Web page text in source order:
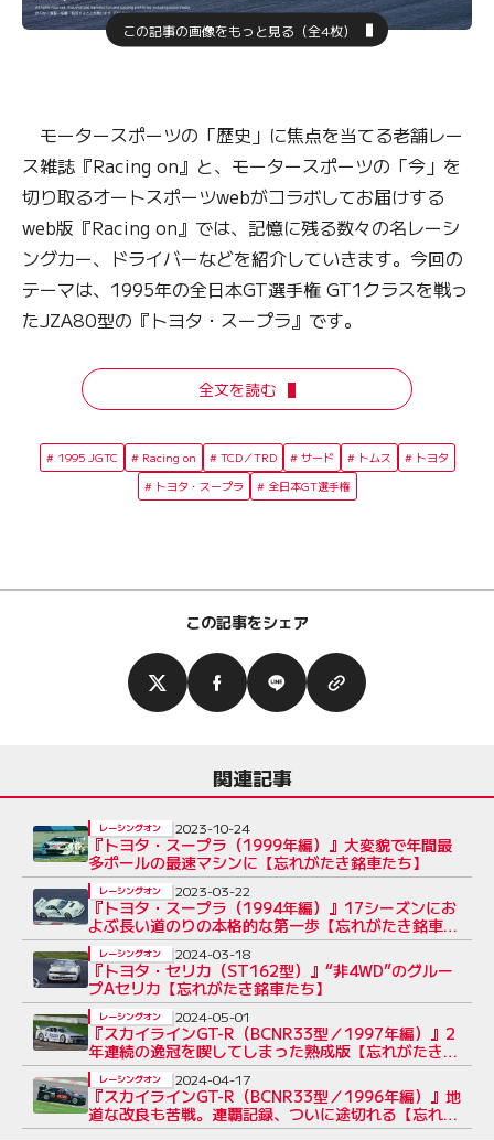
この記事の画像をもっと見る（全4枚）
モータースポーツの「歴史」に焦点を当てる老舗レー
ス雑誌『Racing on』と、モータースポーツの「今」を
切り取るオートスポーツwebがコラボしてお届けする
web版『Racing on』では、記憶に残る数々の名レーシ
ングカー、ドライバーなどを紹介していきます。今回の
テーマは、1995年の全日本GT選手権 GT1クラスを戦っ
たJZA80型の『トヨタ・スープラ』です。
全文を読む
1995 JGTC Racing on TCD／TRD サード トムス
トヨタ
トヨタ・スープラ
全日本GT選手権
この記事をシェア
関連記事
『トヨタ・スープラ（1999年編）』大変貌で年間最
多ポールの最速マシンに【忘れがたき銘車たち】
レーシングオン 2023-10-24
『トヨタ・スープラ（1994年編）』17シーズンにお
よぶ長い道のりの本格的な第一歩【忘れがたき銘車た
ち】
レーシングオン 2023-03-22
『トヨタ・セリカ（ST162型）』“非4WD”のグルー
プAセリカ【忘れがたき銘車たち】
レーシングオン 2024-03-18
『スカイラインGT-R（BCNR33型／1997年編）』2
年連続の逸冠を喫してしまった熟成版【忘れがたき銘
車たち】
レーシングオン 2024-05-01
『スカイラインGT-R（BCNR33型／1996年編）』地
道な改良も苦戦。連覇記録、ついに途切れる【忘れが
たき銘車たち】
レーシングオン 2024-04-17